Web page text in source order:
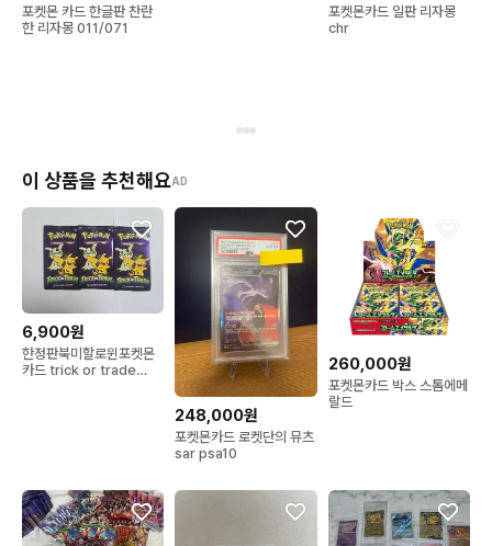
포켓몬 카드 한글판 찬란
한 리자몽 011/071
포켓몬카드 일판 리자몽
chr
이 상품을 추천해요AD
6,900원
한정판북미할로윈포켓몬
카드 trick or trade
248,000원
포켓몬카드 로켓단의 뮤츠
sar psa10
260,000원
포켓몬카드 박스 스톰에메
랄드